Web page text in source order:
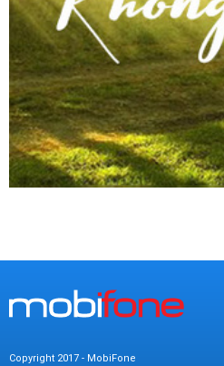
Copyright 2017 - MobiFone